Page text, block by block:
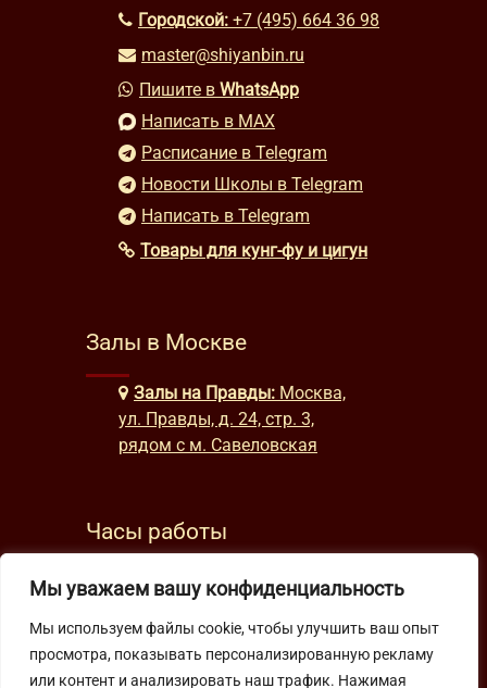
Мы уважаем вашу конфиденциальность
Мы используем файлы cookie, чтобы улучшить ваш опыт
просмотра, показывать персонализированную рекламу
или контент и анализировать наш трафик. Нажимая
Городской: +7 (495) 664 36 98
master@shiyanbin.ru
Пишите в WhatsApp
Написать в MAX
Расписание в Telegram
Новости Школы в Telegram
Написать в Telegram
Товары для кунг-фу и цигун
Залы в Москве
Залы на Правды: Москва,
ул. Правды, д. 24, стр. 3,
рядом с м. Савеловская
Часы работы
будни: с 9:00 до 22:00
Подпишитесь на нашу рассылку